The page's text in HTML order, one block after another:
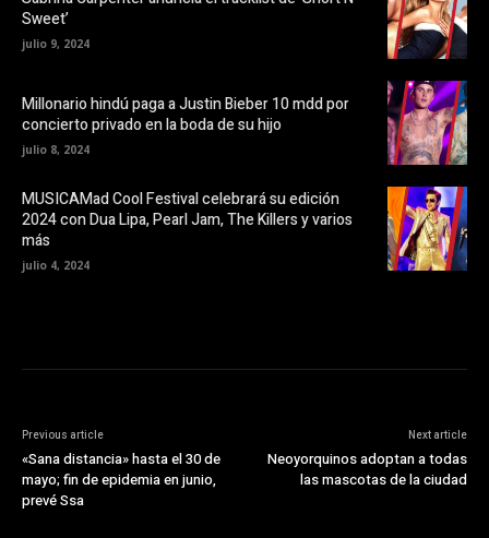
n
n
n
t
a
n
a
u
e
v
a
Sweet’
julio 9, 2024
Millonario hindú paga a Justin Bieber 10 mdd por
concierto privado en la boda de su hijo
julio 8, 2024
MUSICAMad Cool Festival celebrará su edición
2024 con Dua Lipa, Pearl Jam, The Killers y varios
más
julio 4, 2024
Previous article
«Sana distancia» hasta el 30 de
mayo; fin de epidemia en junio,
prevé Ssa
Next article
Neoyorquinos adoptan a todas
las mascotas de la ciudad